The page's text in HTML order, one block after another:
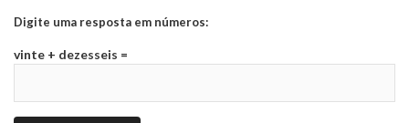
Digite uma resposta em números:
vinte + dezesseis =